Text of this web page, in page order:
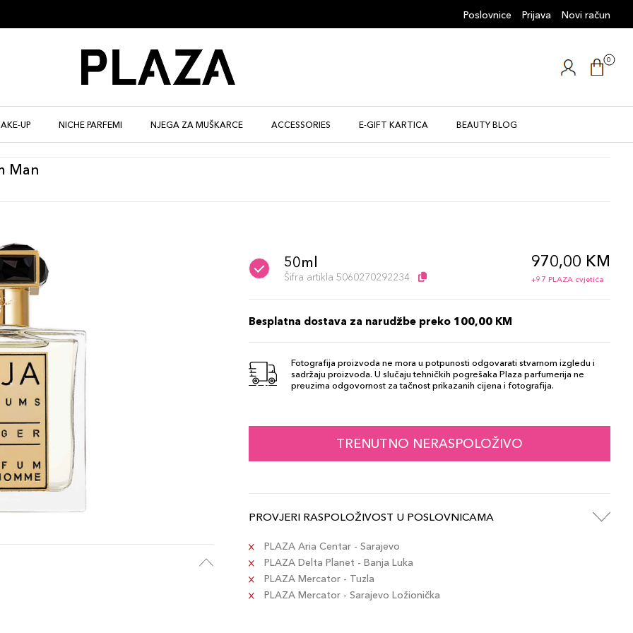
Poslovnice Prijava Novi račun
0
UP NICHE PARFEMI NJEGA ZA MUŠKARCE ACCESSORIES E-GIFT KARTICA BEAUTY BLOG
Man
50ml
Šifra artikla 5060270292234
970,00 KM
+97 PLAZA cvjetića
Besplatna dostava za narudžbe preko 100,00 KM
Fotografija proizvoda ne mora u potpunosti odgovarati stvarnom izgledu i
sadržaju proizvoda. U slučaju tehničkih pogrešaka Plaza parfumerija ne
preuzima odgovornost za tačnost prikazanih cijena i fotografija.
TRENUTNO NERASPOLOŽIVO
PROVJERI RASPOLOŽIVOST U POSLOVNICAMA
PLAZA Aria Centar - Sarajevo
PLAZA Delta Planet - Banja Luka
PLAZA Mercator - Tuzla
PLAZA Mercator - Sarajevo Ložionička